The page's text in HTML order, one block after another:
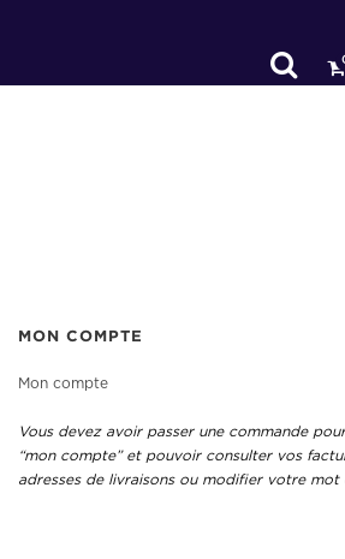
MON COMPTE
Mon compte
Vous devez avoir passer une commande
“mon compte” et pouvoir consulter vos
adresses de livraisons ou modifier votre mot